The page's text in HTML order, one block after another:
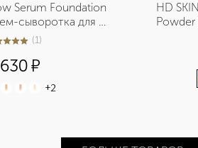
Serum Foundation
сыворотка для
51 (1)
¤
+2
HD